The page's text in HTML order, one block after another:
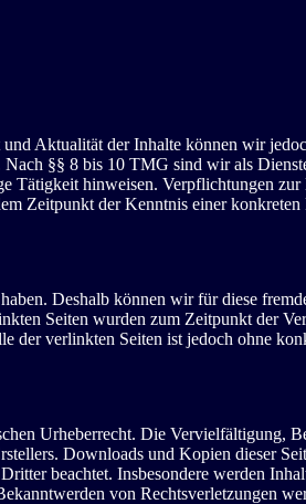
Aktualität der Inhalte können wir
§§ 8 bis 10 TMG sind wir als
Tätigkeit hinweisen. Verpflichtungen
Zeitpunkt der Kenntnis einer
Deshalb können wir für diese
Seiten wurden zum Zeitpunkt der
verlinkten Seiten ist jedoch ohne
Urheberrecht. Die Vervielfältigung,
Downloads und Kopien dieser
beachtet. Insbesondere werden
von Rechtsverletzungen